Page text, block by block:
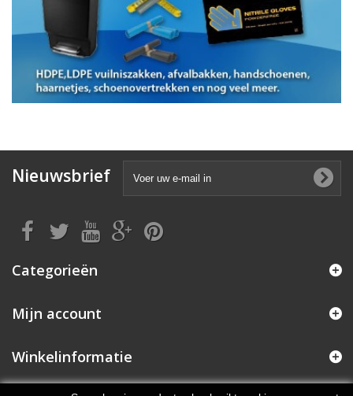
Nieuwsbrief
Categorieën
Mijn account
Winkelinformatie